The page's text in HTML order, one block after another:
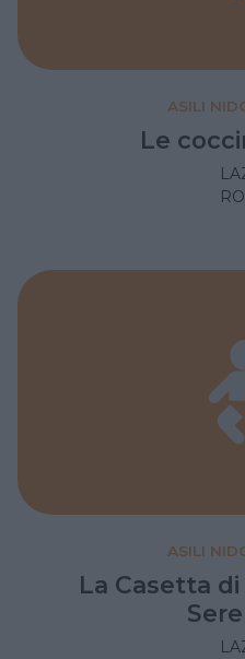
ASILI
Le
ASILI
La Casetta